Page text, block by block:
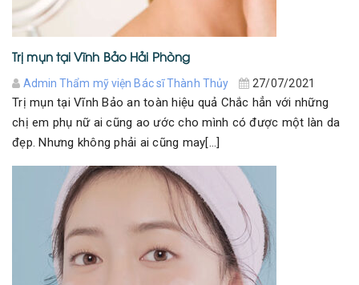
Trị mụn tại Vĩnh Bảo Hải Phòng
Admin Thẩm mỹ viện Bác sĩ Thành Thủy 27/07/2021
Trị mụn tại Vĩnh Bảo an toàn hiệu quả Chắc hẳn với những
chị em phụ nữ ai cũng ao ước cho mình có được một làn da
đẹp. Nhưng không phải ai cũng may[...]